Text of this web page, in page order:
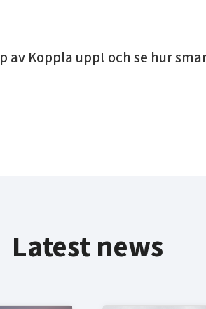
av Koppla upp! och se hur
Latest news